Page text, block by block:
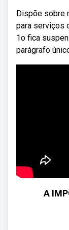
Dispõe sobre
para serviços
1o fica
parágrafo
A